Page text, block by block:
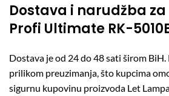
Dostava i narudžba za
Profi Ultimate RK-
Dostava je od 24 do 48 sati širom BiH.
prilikom preuzimanja, što kupcima
sigurnu kupovinu proizvoda Let